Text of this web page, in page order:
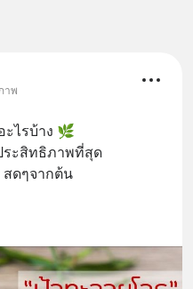
าพ
ไรบ้าง 🌿
ระสิทธิภาพที่สุด
ดๆจากต้น